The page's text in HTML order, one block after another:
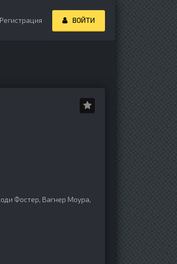
Регистрация ВОЙТИ
Фостер, Вагнер Моура,